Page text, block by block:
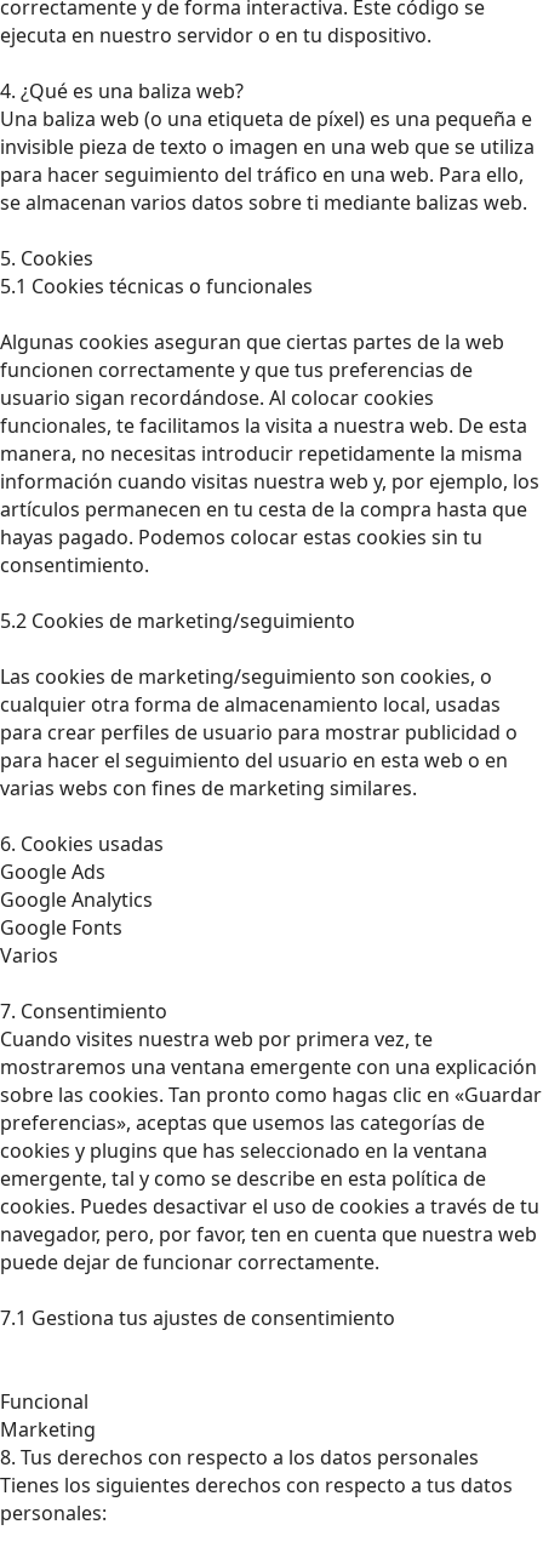
correctamente y de forma interactiva. Este código se
ejecuta en nuestro servidor o en tu dispositivo.
4. ¿Qué es una baliza web?
Una baliza web (o una etiqueta de píxel) es una pequeña e
invisible pieza de texto o imagen en una web que se utiliza
para hacer seguimiento del tráfico en una web. Para ello,
se almacenan varios datos sobre ti mediante balizas web.
5. Cookies
5.1 Cookies técnicas o funcionales
Algunas cookies aseguran que ciertas partes de la web
funcionen correctamente y que tus preferencias de
usuario sigan recordándose. Al colocar cookies
funcionales, te facilitamos la visita a nuestra web. De esta
manera, no necesitas introducir repetidamente la misma
información cuando visitas nuestra web y, por ejemplo, los
artículos permanecen en tu cesta de la compra hasta que
hayas pagado. Podemos colocar estas cookies sin tu
consentimiento.
5.2 Cookies de marketing/seguimiento
Las cookies de marketing/seguimiento son cookies, o
cualquier otra forma de almacenamiento local, usadas
para crear perfiles de usuario para mostrar publicidad o
para hacer el seguimiento del usuario en esta web o en
varias webs con fines de marketing similares.
6. Cookies usadas
Google Ads
Google Analytics
Google Fonts
Varios
7. Consentimiento
Cuando visites nuestra web por primera vez, te
mostraremos una ventana emergente con una explicación
sobre las cookies. Tan pronto como hagas clic en «Guardar
preferencias», aceptas que usemos las categorías de
cookies y plugins que has seleccionado en la ventana
emergente, tal y como se describe en esta política de
cookies. Puedes desactivar el uso de cookies a través de tu
navegador, pero, por favor, ten en cuenta que nuestra web
puede dejar de funcionar correctamente.
7.1 Gestiona tus ajustes de consentimiento
Funcional
Marketing
8. Tus derechos con respecto a los datos personales
Tienes los siguientes derechos con respecto a tus datos
personales: